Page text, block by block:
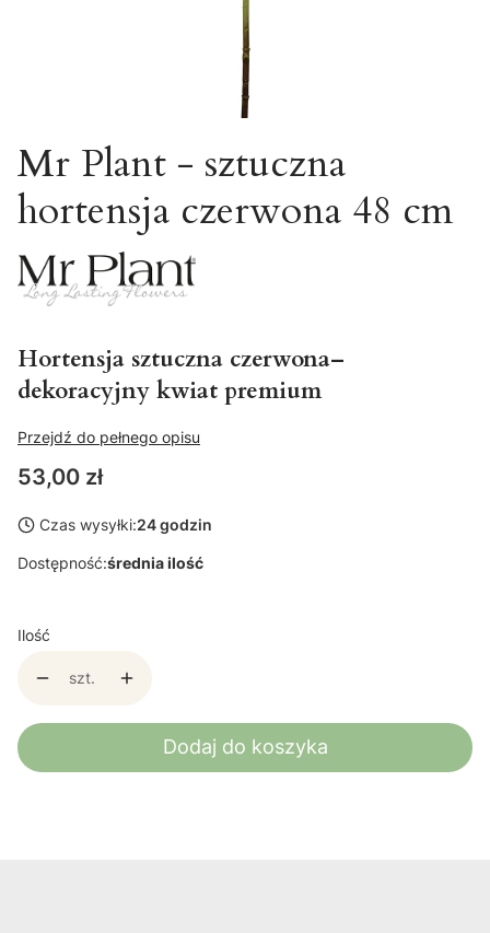
Mr Plant - sztuczna
hortensja czerwona 48 cm
Hortensja sztuczna czerwona–
dekoracyjny kwiat premium
Przejdź do pełnego opisu
Cena
53,00 zł
Czas wysyłki:24 godzin
Dostępność:średnia ilość
Ilość
szt.
Dodaj do koszyka